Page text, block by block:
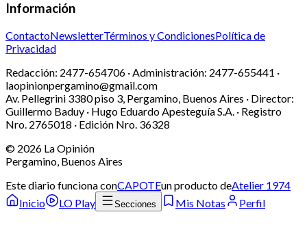
Información
ContactoNewsletterTérminos y CondicionesPolítica de
Privacidad
Redacción: 2477-654706 · Administración: 2477-655441 ·
laopinionpergamino@gmail.com
Av. Pellegrini 3380 piso 3, Pergamino, Buenos Aires · Director:
Guillermo Baduy · Hugo Eduardo Apesteguía S.A. · Registro
Nro. 2765018 · Edición Nro. 36328
© 2026 La Opinión
Pergamino, Buenos Aires
Este diario funciona conCAPOTEun producto deAtelier 1974
Inicio
LO Play Secciones Mis Notas Perfil